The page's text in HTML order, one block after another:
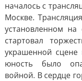
началось с
Москве.
установленном
стартовал
украшенной сцене
юность было
войной. В сердце